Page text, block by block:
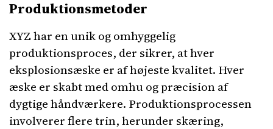
Produktionsmetoder
XYZ har en unik og omhyggelig
produktionsproces, der sikrer, at hver
eksplosionsæske er af højeste kvalitet. Hver
æske er skabt med omhu og præcision af
dygtige håndværkere. Produktionsprocessen
involverer flere trin, herunder skæring,